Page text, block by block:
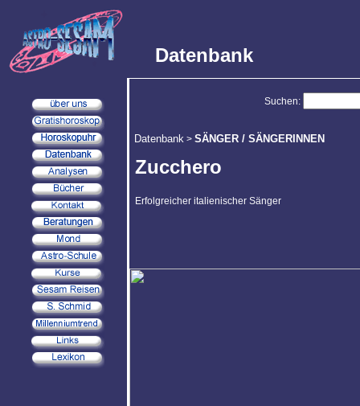
Datenbank
Suchen:
Datenbank > SÄNGER / SÄNGERINNEN
Zucchero
Erfolgreicher italienischer Sänger